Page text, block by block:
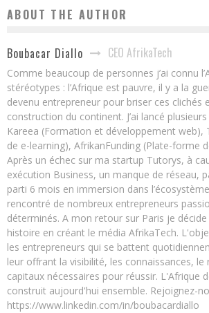
ABOUT THE AUTHOR
Boubacar Diallo CEO AfrikaTech
Comme beaucoup de personnes j’ai connu
stéréotypes : l’Afrique est pauvre, il y a la
devenu entrepreneur pour briser ces clichés
construction du continent. J’ai lancé
Kareea (Formation et développement web),
de e-learning), AfrikanFunding (Plate-forme
Après un échec sur ma startup Tutorys, à
exécution Business, un manque de réseau,
parti 6 mois en immersion dans l’écosystème
rencontré de nombreux entrepreneurs
déterminés. A mon retour sur Paris je
histoire en créant le média AfrikaTech.
les entrepreneurs qui se battent
leur offrant la visibilité, les connaissances, le
capitaux nécessaires pour réussir. L'Afrique
construit aujourd'hui ensemble. Rejoignez-
https://www.linkedin.com/in/boubacardiallo